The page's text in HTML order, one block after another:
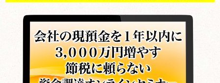
サービス一覧・料金
会社概要